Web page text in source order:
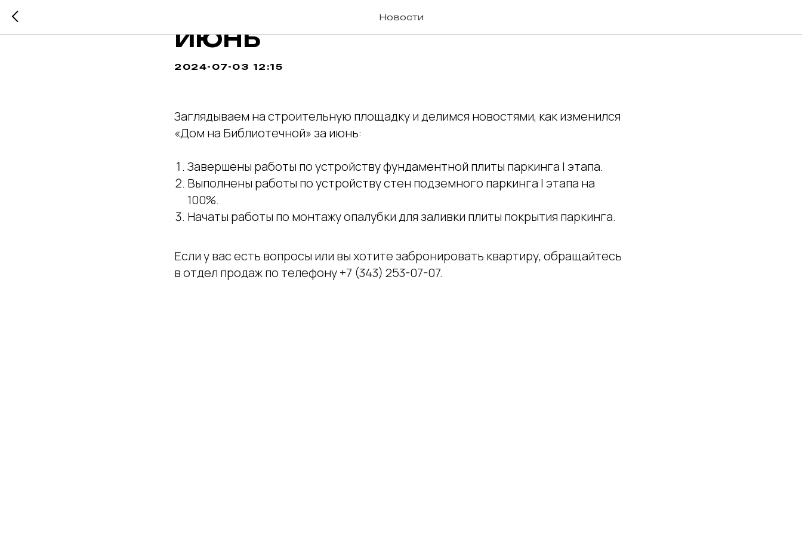
Новости
ДНЕВНИК СТРОИТЕЛЬСТВА ЗА
ИЮНЬ
2024-07-03 12:15
Заглядываем на строительную площадку и делимся новостями, как изменился
«Дом на Библиотечной» за июнь:
Завершены работы по устройству фундаментной плиты паркинга I этапа.
Выполнены работы по устройству стен подземного паркинга I этапа на
100%.
Начаты работы по монтажу опалубки для заливки плиты покрытия паркинга.
Если у вас есть вопросы или вы хотите забронировать квартиру, обращайтесь
в отдел продаж по телефону +7 (343) 253-07-07.